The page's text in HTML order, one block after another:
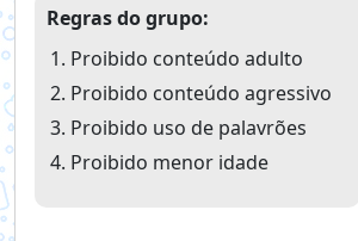
Regras do grupo:
Proibido conteúdo adulto
Proibido conteúdo agressivo
Proibido uso de palavrões
Proibido menor idade